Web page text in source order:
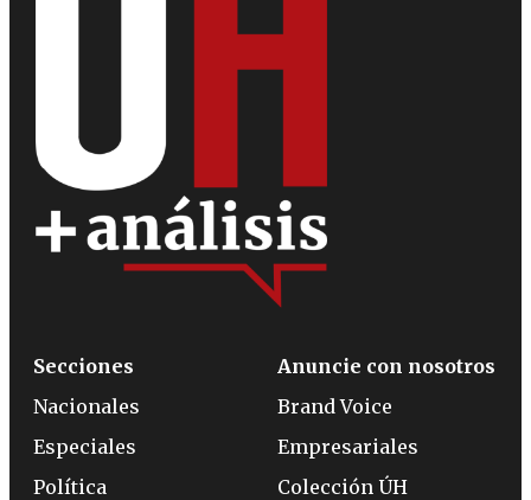
Secciones
Nacionales
Especiales
Política
Anuncie con nosotros
Brand Voice
Empresariales
Colección ÚH